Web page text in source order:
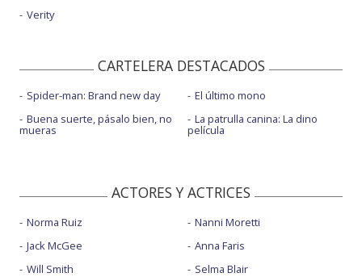
Verity
CARTELERA DESTACADOS
Spider-man: Brand new day
Buena suerte, pásalo bien, no
mueras
El último mono
La patrulla canina: La dino
película
ACTORES Y ACTRICES
Norma Ruiz
Jack McGee
Will Smith
Nanni Moretti
Anna Faris
Selma Blair